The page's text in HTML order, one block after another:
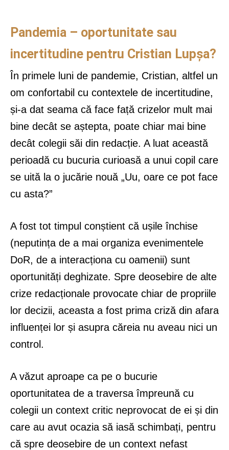
Pandemia – oportunitate sau
incertitudine pentru Cristian Lupșa?
În primele luni de pandemie, Cristian, altfel un
om confortabil cu contextele de incertitudine,
și-a dat seama că face față crizelor mult mai
bine decât se aștepta, poate chiar mai bine
decât colegii săi din redacție. A luat această
perioadă cu bucuria curioasă a unui copil care
se uită la o jucărie nouă „Uu, oare ce pot face
cu asta?”
A fost tot timpul conștient că ușile închise
(neputința de a mai organiza evenimentele
DoR, de a interacționa cu oamenii) sunt
oportunități deghizate. Spre deosebire de alte
crize redacționale provocate chiar de propriile
lor decizii, aceasta a fost prima criză din afara
influenței lor și asupra căreia nu aveau nici un
control.
A văzut aproape ca pe o bucurie
oportunitatea de a traversa împreună cu
colegii un context critic neprovocat de ei și din
care au avut ocazia să iasă schimbați, pentru
că spre deosebire de un context nefast